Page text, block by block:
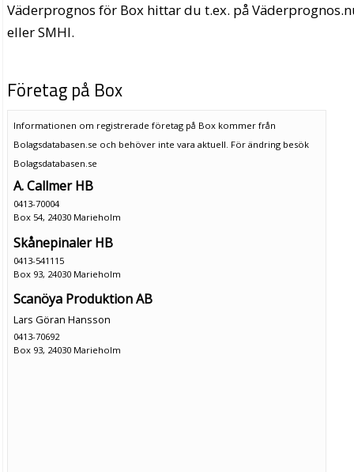
Väderprognos för Box hittar du t.ex. på
eller SMHI.
Företag på Box
Informationen om registrerade företag på Box kommer från
Bolagsdatabasen.se och behöver inte vara aktuell. För ändring besök
Bolagsdatabasen.se
A. Callmer HB
0413-70004
Box 54, 24030 Marieholm
Skånepinaler HB
0413-541115
Box 93, 24030 Marieholm
Scanöya Produktion AB
Lars Göran Hansson
0413-70692
Box 93, 24030 Marieholm